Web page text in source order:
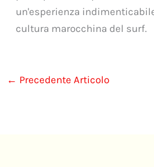
un'esperienza
cultura marocchina del surf.
← Precedente Articolo